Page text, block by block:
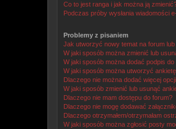
Co to jest ranga i jak można ją
Podczas próby wysłania wiadomości
Problemy z pisaniem
Jak utworzyć nowy temat na forum
W jaki sposób można zmienić lub
W jaki sposób można dodać podpis
W jaki sposób można utworzyć
Dlaczego nie można dodać więcej
W jaki sposób zmienić lub usunąć
Dlaczego nie mam dostępu do forum?
Dlaczego nie mogę dodawać
Dlaczego otrzymałem/otrzymałam
W jaki sposób można zgłosić posty